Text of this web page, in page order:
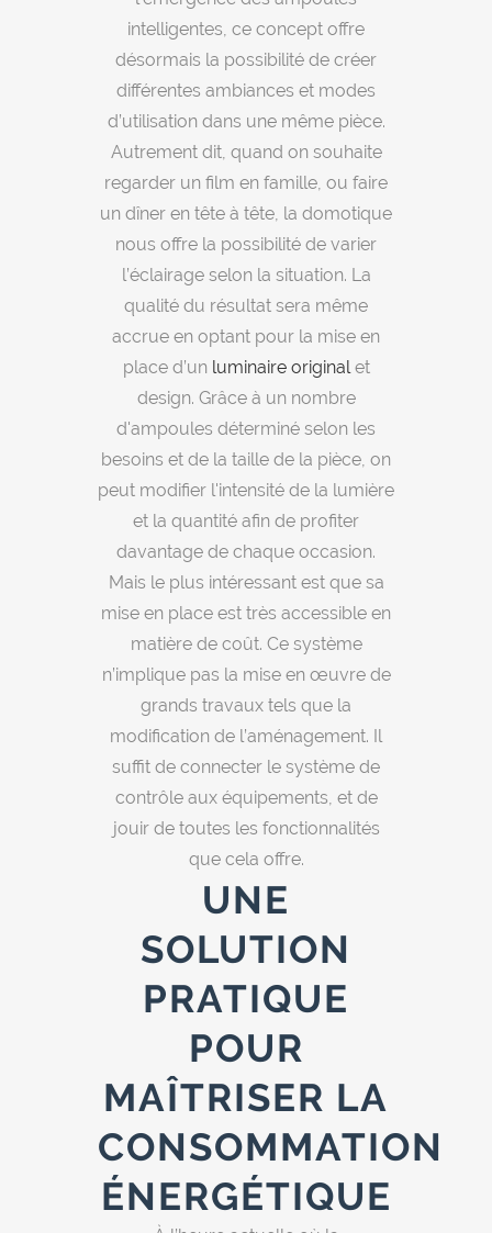
intelligentes, ce concept offre
désormais la possibilité de créer
différentes ambiances et modes
d’utilisation dans une même pièce.
Autrement dit, quand on souhaite
regarder un film en famille, ou faire
un dîner en tête à tête, la domotique
nous offre la possibilité de varier
l’éclairage selon la situation. La
qualité du résultat sera même
accrue en optant pour la mise en
place d’un luminaire originalet
design. Grâce à un nombre
d'ampoules déterminé selon les
besoins et de la taille de la pièce, on
peut modifier l'intensité de la lumière
et la quantité afin de profiter
davantage de chaque occasion.
Mais le plus intéressant est que sa
mise en place est très accessible en
matière de coût. Ce système
n’implique pas la mise en œuvre de
grands travaux tels que la
modification de l’aménagement. Il
suffit de connecter le système de
contrôle aux équipements, et de
jouir de toutes les fonctionnalités
que cela offre.
UNE
SOLUTION
PRATIQUE
POUR
MAÎTRISER LA
CONSOMMATION
ÉNERGÉTIQUE